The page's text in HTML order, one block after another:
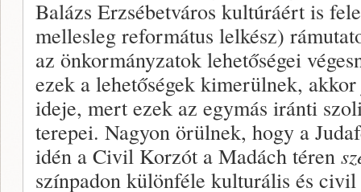
Balázs Erzsébetváros kultúráért is
mellesleg református lelkész)
az önkormányzatok lehetőségei
ezek a lehetőségek kimerülnek,
ideje, mert ezek az egymás iránti
terepei. Nagyon örülnek, hogy a
idén a Civil Korzót a Madách téren
színpadon különféle kulturális és civil